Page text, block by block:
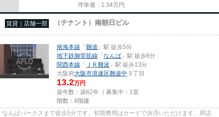
坪単価： 1.34万円
賃貸｜店舗一部 （テナント）南朝日ビル
南海本線 「難波 」駅 徒歩5分
地下鉄御堂筋線 「なんば 」駅 徒歩6分
関西本線 「 ＪＲ難波 」駅 徒歩13分
大阪府大阪市浪速区難波中 ３丁目
13.2万円
築年数：築62年 ｜募集中： 1室
階数：8階建
なんばパークスまで徒歩5分です。初期費用はカードで決済いただけます。周辺